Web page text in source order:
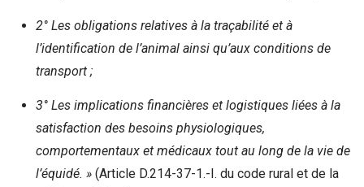
2° Les obligations relatives à la traçabilité et à
l’identification de l’animal ainsi qu’aux conditions de
transport ;
3° Les implications financières et logistiques liées à la
satisfaction des besoins physiologiques,
comportementaux et médicaux tout au long de la vie de
l’équidé. » (Article D.214-37-1.-I. du code rural et de la